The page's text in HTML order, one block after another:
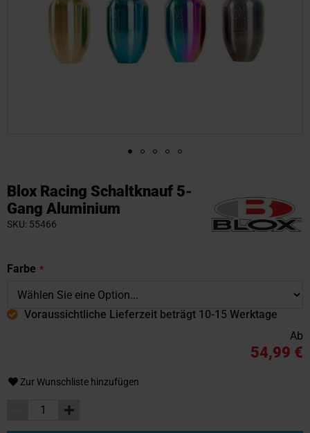
Blox Racing Schaltknauf 5-
Gang Aluminium
SKU 55466
Farbe
Voraussichtliche Lieferzeit beträgt 10-15 Werktage
Zur Wunschliste hinzufügen
Ab
54,99 €
Anfang
der
Bildgalerie